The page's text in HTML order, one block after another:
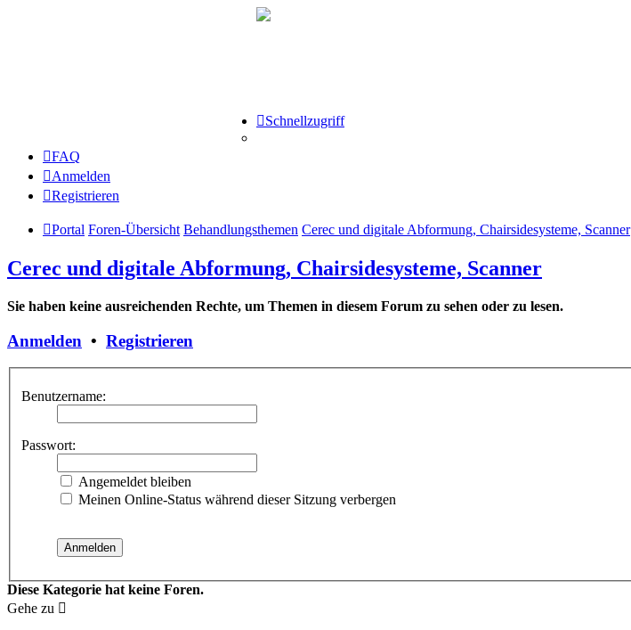
Schnellzugriff
FAQ
Anmelden
Registrieren
Portal Foren-Übersicht Behandlungsthemen Cerec und digitale Abformung, Chairsidesysteme, Scanner
Cerec und digitale Abformung, Chairsidesysteme, Scanner
Sie haben keine ausreichenden Rechte, um Themen in diesem Forum zu sehen oder zu lesen.
Anmelden • Registrieren
Benutzername:
Passwort:
Angemeldet bleiben
Meinen Online-Status während dieser Sitzung verbergen
Diese Kategorie hat keine Foren.
Gehe zu